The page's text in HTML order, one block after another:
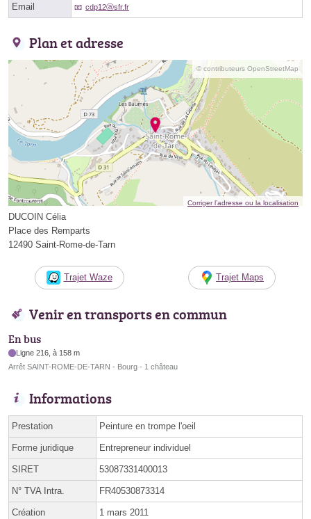
Email cdp12ⓐsfr.fr
Plan et adresse
© contributeurs OpenStreetMap
Corriger l’adresse ou la localisation
DUCOIN Célia
Place des Remparts
12490 Saint-Rome-de-Tarn
Trajet Waze Trajet Maps
Venir en transports en commun
En bus
Ligne 216, à 158 m
Arrêt SAINT-ROME-DE-TARN - Bourg - 1 château
Informations
Prestation Peinture en trompe l'oeil
Forme juridique Entrepreneur individuel
SIRET 53087331400013
N° TVA Intra. FR40530873314
Création 1 mars 2011